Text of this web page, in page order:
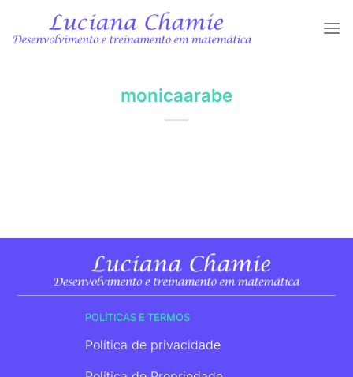
content
monicaarabe
POLÍTICAS E TERMOS
Política de privacidade